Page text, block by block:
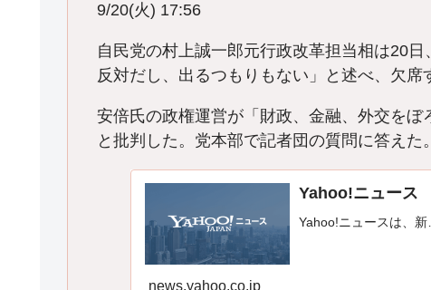
9/20(火) 17:56
自民党の村上誠一郎元行政改革担当相は20
反対だし、出るつもりもない」と述べ、欠席
安倍氏の政権運営が「財政、金融、外交をぼ
と批判した。党本部で記者団の質問に答えた。
Yahoo!ニュース
Yahoo!ニュースは、新
news.yahoo.co.jp